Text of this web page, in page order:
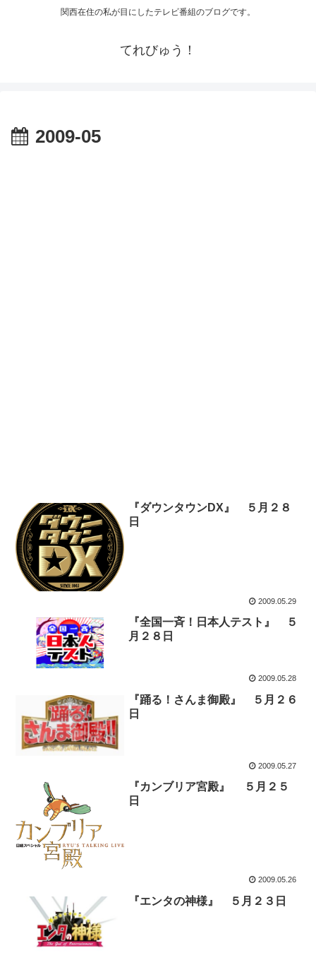
関西在住の私が目にしたテレビ番組のブログです。
てれびゅう！
2009-05
『ダウンタウンDX』 ５月２８
日
2009.05.29
『全国一斉！日本人テスト』 ５
月２８日
2009.05.28
『踊る！さんま御殿』 ５月２６
日
2009.05.27
『カンブリア宮殿』 ５月２５
日
2009.05.26
『エンタの神様』 ５月２３日